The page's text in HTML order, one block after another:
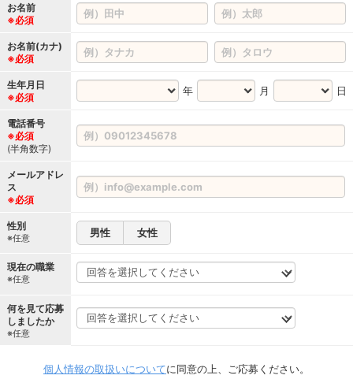
お名前
※必須
お名前(カナ)
※必須
生年月日
※必須
年 月 日
電話番号
※必須
(半角数字)
メールアドレ
ス
※必須
性別
※任意 男性 女性
現在の職業
※任意
何を見て応募
しましたか
※任意
個人情報の取扱いについてに同意の上、ご応募ください。